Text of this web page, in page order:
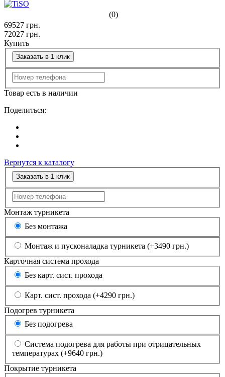
(0)
69527 грн.
72027 грн.
Купить
Заказать в 1 клик
Товар есть в наличии
Поделиться:
Вернутся к каталогу
Заказать в 1 клик
Монтаж турникета
Без монтажа
Монтаж и пусконаладка турникета (+3490 грн.)
Карточная cистема прохода
Без карт. сист. прохода
Карт. сист. прохода (+4290 грн.)
Подогрев турникета
Без подогрева
Система подогрева для работы при отрицательных
температурах (+9640 грн.)
Покрытие турникета